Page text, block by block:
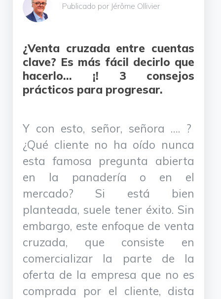
Publicado por Jérôme Ollivier
¿Venta cruzada entre cuentas
clave? Es más fácil decirlo que
hacerlo… ¡! 3 consejos
prácticos para progresar.
Y con esto, señor, señora …. ?
¿Qué cliente no ha oído nunca
esta famosa pregunta abierta
en la panadería o en el
mercado? Si está bien
planteada, suele tener éxito. Sin
embargo, este enfoque de venta
cruzada, que consiste en
comercializar la parte de la
oferta de la empresa que no es
comprada por el cliente, dista